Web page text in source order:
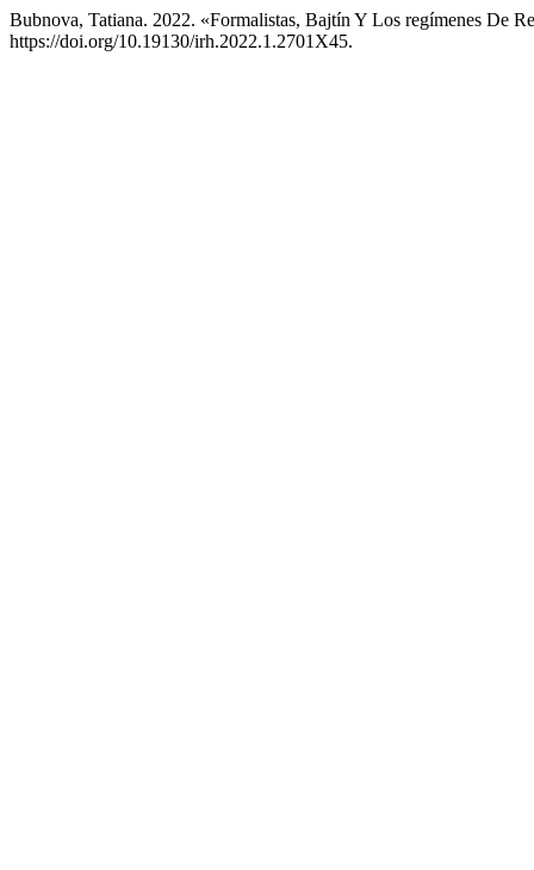
Bubnova, Tatiana. 2022. «Formalistas, Bajtín Y Los regímenes De
https://doi.org/10.19130/irh.2022.1.2701X45.